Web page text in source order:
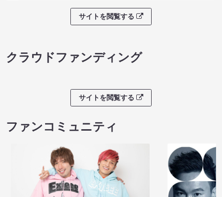
サイトを閲覧する
クラウドファンディング
サイトを閲覧する
ファンコミュニティ